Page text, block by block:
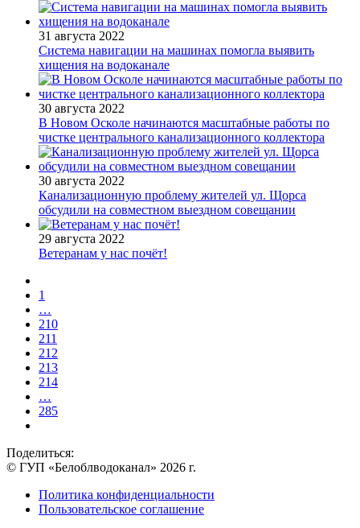
31 августа 2022
Система навигации на машинах помогла выявить
хищения на водоканале
30 августа 2022
В Новом Осколе начинаются масштабные работы по
чистке центрального канализационного коллектора
30 августа 2022
Канализационную проблему жителей ул. Щорса
обсудили на совместном выездном совещании
29 августа 2022
Ветеранам у нас почёт!
1
…
210
211
212
213
214
…
285
Поделиться:
© ГУП «Белоблводоканал» 2026 г.
Политика конфиденциальности
Пользовательское соглашение